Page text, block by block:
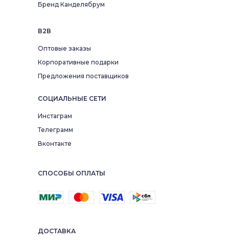
В2В
Оптовые заказы
Корпоративные подарки
Предложения поставщиков
ДОСТАВКА
СПОСОБЫ ОПЛАТЫ
СОЦИАЛЬНЫЕ СЕТИ
Инстаграм
Телеграмм
Вконтакте
Бренд Канделябрум